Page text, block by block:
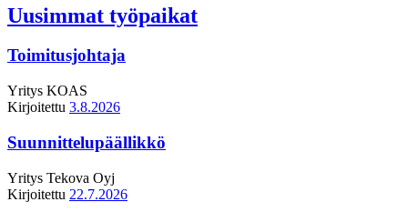
Uusimmat työpaikat
Toimitusjohtaja
Yritys KOAS
Kirjoitettu 3.8.2026
Suunnittelupäällikkö
Yritys Tekova Oyj
Kirjoitettu 22.7.2026